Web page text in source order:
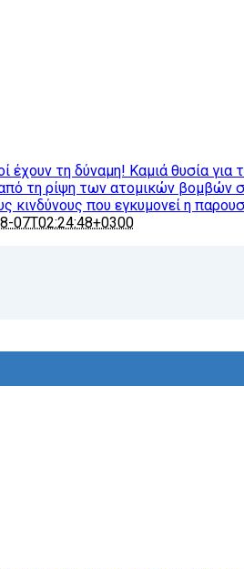
τη δύναμη! Καμιά θυσία για
τη ρίψη των ατομικών βομβών
κινδύνους που εγκυμονεί η
07T02:24:48+0300